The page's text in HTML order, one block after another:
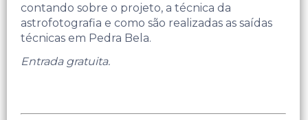
contando sobre o projeto, a técnica da
astrofotografia e como são realizadas as saídas
técnicas em Pedra Bela.
Entrada gratuita.